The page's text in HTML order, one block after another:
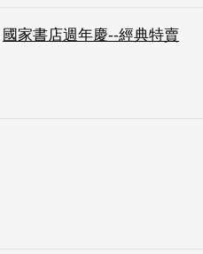
國家書店週年慶--經典特賣